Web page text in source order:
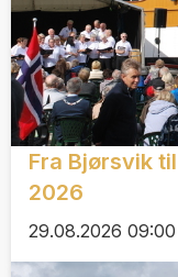
Fra Bjørsvik
2026
29.08.2026